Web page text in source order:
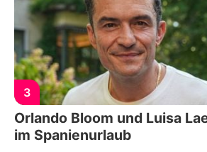
3
Orlando Bloom und Luisa
im Spanienurlaub